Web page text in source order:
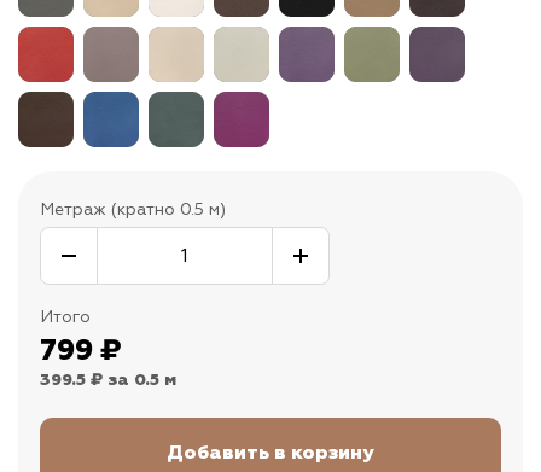
Метраж (кратно 0.5 м)
Итого
799 ₽
399.5 ₽ за 0.5 м